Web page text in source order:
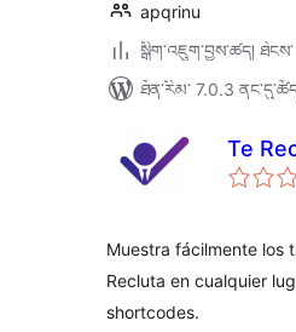
apqrinu
སྒྲིག་འཇུག་བྱས་ཚད།
ཐོན་རིམ་ 7.0.3
Te
Muestra fácilmente los
Recluta en cualquier
shortcodes.